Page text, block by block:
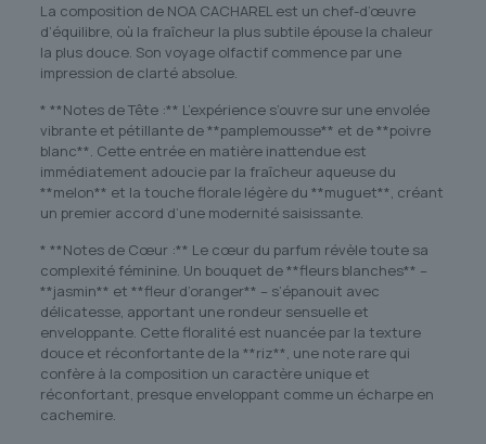
La composition de NOA CACHAREL est un chef-d’œuvre
d’équilibre, où la fraîcheur la plus subtile épouse la chaleur
la plus douce. Son voyage olfactif commence par une
impression de clarté absolue.
* **Notes de Tête :** L’expérience s’ouvre sur une envolée
vibrante et pétillante de **pamplemousse** et de **poivre
blanc**. Cette entrée en matière inattendue est
immédiatement adoucie par la fraîcheur aqueuse du
**melon** et la touche florale légère du **muguet**, créant
un premier accord d’une modernité saisissante.
* **Notes de Cœur :** Le cœur du parfum révèle toute sa
complexité féminine. Un bouquet de **fleurs blanches** –
**jasmin** et **fleur d’oranger** – s’épanouit avec
délicatesse, apportant une rondeur sensuelle et
enveloppante. Cette floralité est nuancée par la texture
douce et réconfortante de la **riz**, une note rare qui
confère à la composition un caractère unique et
réconfortant, presque enveloppant comme un écharpe en
cachemire.